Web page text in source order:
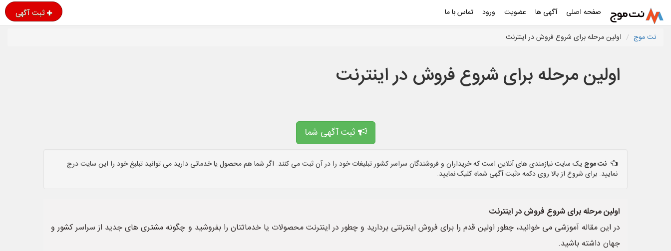
صفحه اصلی آگهی ها عضویت ورود تماس با ما ثبت آگهی
نت موج اولین مرحله برای شروع فروش در اینترنت
اولین مرحله برای شروع فروش در اینترنت
ثبت آگهی شما
نت موج یک سایت نیازمندی های آنلاین است که خریداران و فروشندگان سراسر کشور تبلیغات خود را در آن ثبت می کنند. اگر شما هم محصول یا خدماتی دارید می توانید تبلیغ خود را این سایت درج
نمایید. برای شروع از بالا روی دکمه «ثبت آگهی شما» کلیک نمایید.
اولین مرحله برای شروع فروش در اینترنت
در این مقاله آموزشی می خوانید، چطور اولین قدم را برای فروش اینترنتی بردارید و چطور در اینترنت محصولات یا خدماتتان را بفروشید و چگونه مشتری های جدید از سراسر کشور و
جهان داشته باشید.